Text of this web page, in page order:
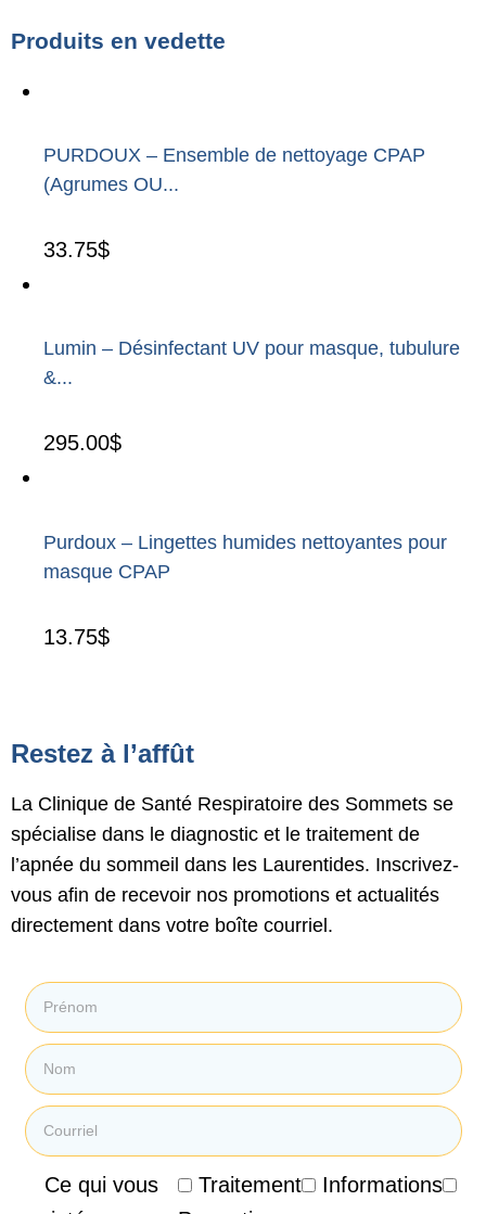
Produits en vedette
PURDOUX – Ensemble de nettoyage CPAP
(Agrumes OU...
33.75$
Lumin – Désinfectant UV pour masque, tubulure
&...
295.00$
Purdoux – Lingettes humides nettoyantes pour
masque CPAP
13.75$
Restez à l’affût
La Clinique de Santé Respiratoire des Sommets se
spécialise dans le diagnostic et le traitement de
l’apnée du sommeil dans les Laurentides. Inscrivez-
vous afin de recevoir nos promotions et actualités
directement dans votre boîte courriel.
Ce qui vous
Traitement
Informations